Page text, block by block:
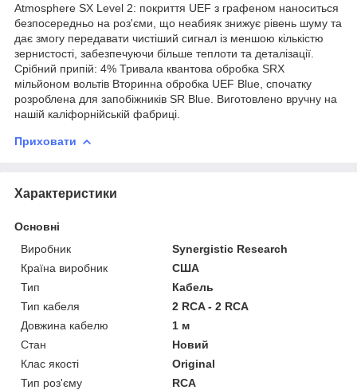
Atmosphere SX Level 2: покриття UEF з графеном наноситься
безпосередньо на роз'єми, що неабияк знижує рівень шуму та
дає змогу передавати чистіший сигнал із меншою кількістю
зернистості, забезпечуючи більше теплоти та деталізації.
Срібний припій: 4% Тривала квантова обробка SRX
мільйоном вольтів Вторинна обробка UEF Blue, спочатку
розроблена для запобіжників SR Blue. Виготовлено вручну на
нашій каліфорнійській фабриці.
Приховати
Характеристики
Основні
Виробник
Synergistic Research
Країна виробник
США
Тип
Кабель
Тип кабеля
2 RCA - 2 RCA
Довжина кабелю
1 м
Стан
Новий
Клас якості
Original
Тип роз'єму
RCA